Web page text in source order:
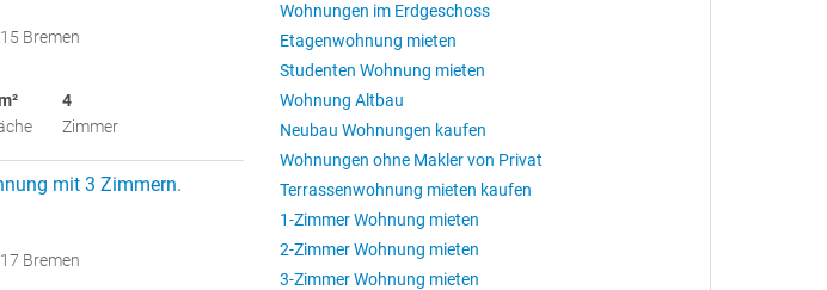
Bremen
4
Zimmer
mit 3 Zimmern.
Bremen
Wohnungen im Erdgeschoss
Etagenwohnung mieten
Studenten Wohnung mieten
Wohnung Altbau
Neubau Wohnungen kaufen
Wohnungen ohne Makler von Privat
Terrassenwohnung mieten kaufen
1-Zimmer Wohnung mieten
2-Zimmer Wohnung mieten
3-Zimmer Wohnung mieten